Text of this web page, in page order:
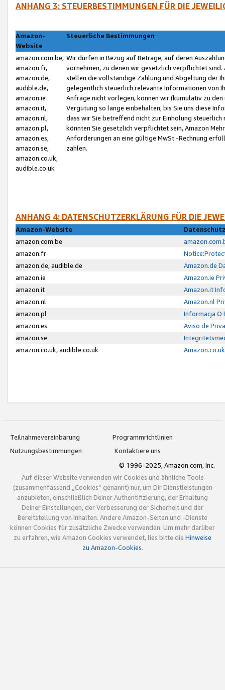
ANHANG 3: STEUERBESTIMMUNGEN FÜR DIE
Amazon-
Website
Steuerliche Bestimmungen
amazon.com.be,
amazon.fr,
amazon.de,
audible.de,
amazon.ie
amazon.it,
amazon.nl,
amazon.pl,
amazon.es,
amazon.se,
amazon.co.uk,
audible.co.uk
Wir dürfen in Bezug auf Beträge, auf deren
vornehmen, zu denen wir gesetzlich verpflichtet
stellen die vollständige Zahlung und Abgeltung der
gelegentlich steuerlich relevante Informationen von
Anfrage nicht vorlegen, können wir (kumulativ zu
Vergütung so lange einbehalten, bis Sie uns diese
dass wir Sie betreffend nicht zur Einholung
könnten Sie gesetzlich verpflichtet sein, Amazon
Anforderungen an eine gültige MwSt.-Rechnung
zahlen.
ANHANG 4: DATENSCHUTZERKLÄRUNG FÜR DIE
Amazon-Website
amazon.com.be
amazon.fr
amazon.de, audible.de
Amazon.de
amazon.ie
Amazon.ie
amazon.it
Amazon.it
amazon.nl
Amazon.nl
amazon.pl
Informacja O
amazon.es
Aviso de
amazon.se
amazon.co.uk, audible.co.uk
Teilnahmevereinbarung
Programmrichtlinien
Nutzungsbestimmungen
Kontaktiere uns
© 1996-2025, Amazon.com, Inc.
Auf dieser Website verwenden wir Cookies und ähnliche Tools
(zusammenfassend „Cookies“ genannt) nur, um Dir Dienstleistungen
anzubieten, einschließlich Deiner Authentifizierung, der Erhaltung
Deiner Einstellungen, der Verbesserung der Sicherheit und der
Bereitstellung von Inhalten. Andere Amazon-Seiten und -Dienste
können Cookies für zusätzliche Zwecke verwenden. Um mehr darüber
zu erfahren, wie Amazon Cookies verwendet, lies bitte die Hinweise
zu Amazon-Cookies.